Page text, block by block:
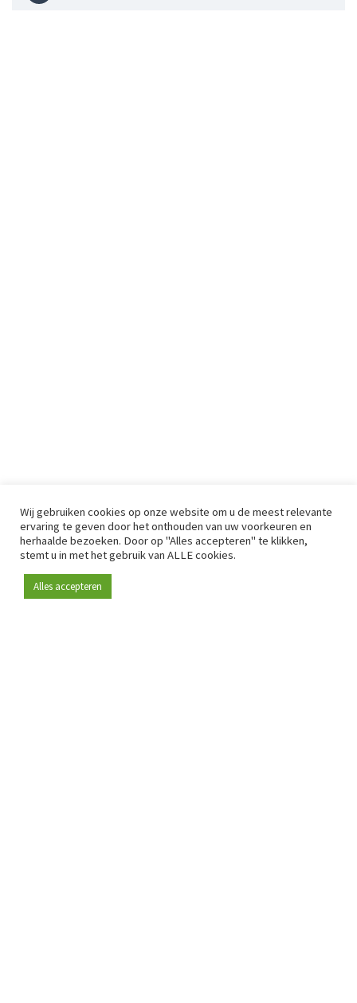
Wij gebruiken cookies op onze website om u de meest relevante
ervaring te geven door het onthouden van uw voorkeuren en
herhaalde bezoeken. Door op "Alles accepteren" te klikken,
stemt u in met het gebruik van ALLE cookies.
Alles accepteren